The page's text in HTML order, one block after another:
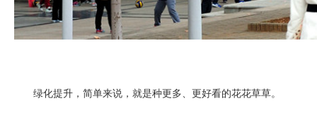
绿化提升，简单来说，就是种更多、更好看的花花草草。